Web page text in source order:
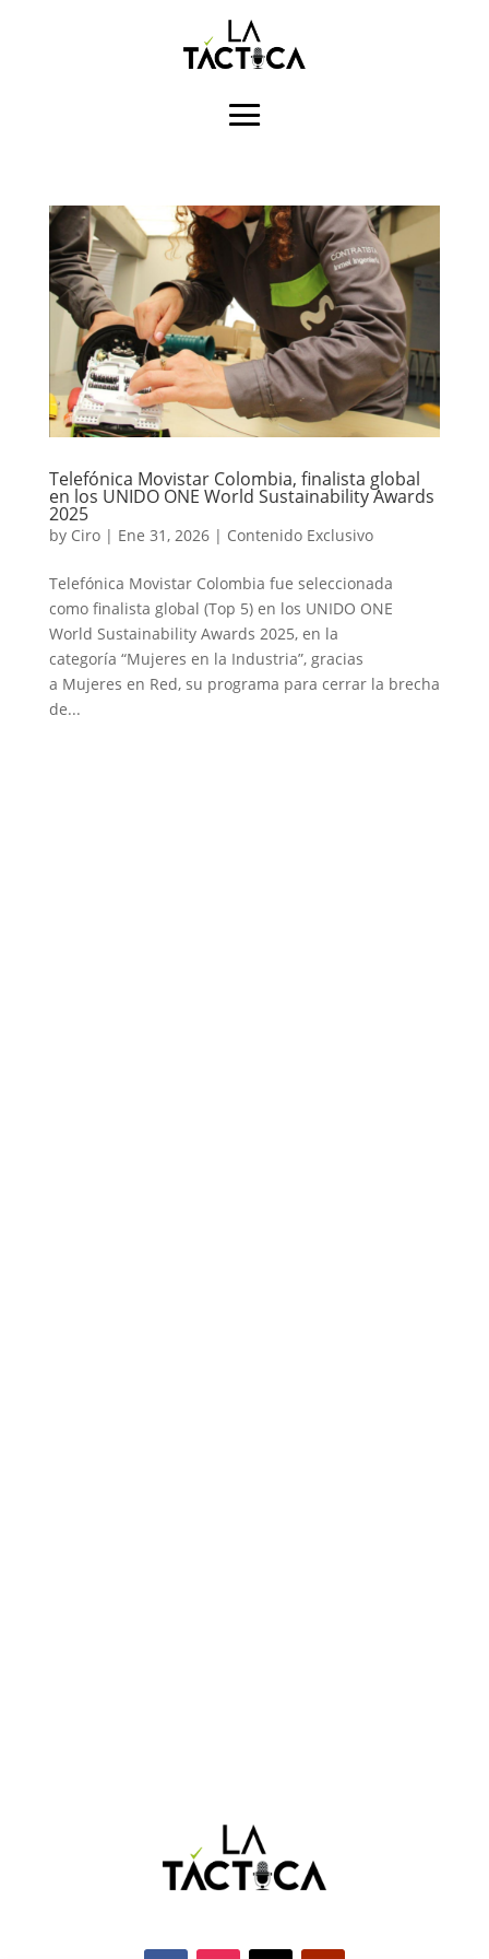
Telefónica Movistar Colombia, finalista global
en los UNIDO ONE World Sustainability Awards
2025
by Ciro| Ene 31, 2026| Contenido Exclusivo
Telefónica Movistar Colombia fue seleccionada
como finalista global (Top 5) en los UNIDO ONE
World Sustainability Awards 2025, en la
categoría “Mujeres en la Industria”, gracias
a Mujeres en Red, su programa para cerrar la brecha
de...